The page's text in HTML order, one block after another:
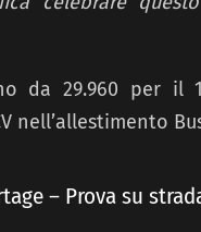
da 29.960 per il
nell’allestimento
– Prova su